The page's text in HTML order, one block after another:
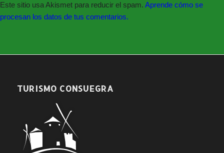
Este sitio usa Akismet para reducir el spam. Aprende cómo se
procesan los datos de tus comentarios.
TURISMO CONSUEGRA